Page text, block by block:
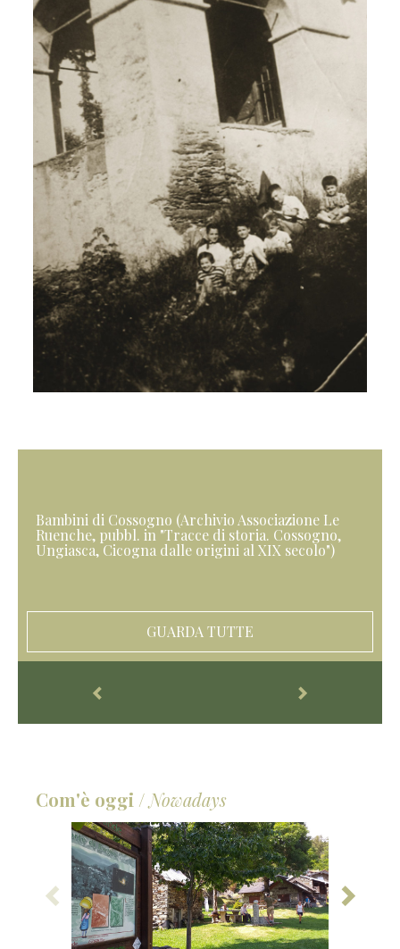
Bambini di Cossogno (Archivio Associazione Le
Ruenche, pubbl. in "Tracce di storia. Cossogno,
Ungiasca, Cicogna dalle origini al XIX secolo")
GUARDA TUTTE
Com'è oggi / Nowadays